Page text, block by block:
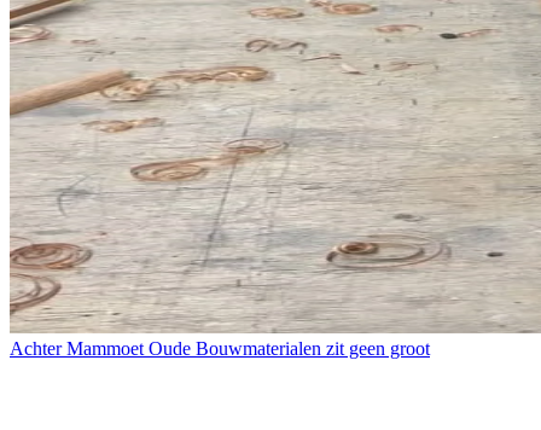
Achter Mammoet Oude Bouwmaterialen zit geen groot